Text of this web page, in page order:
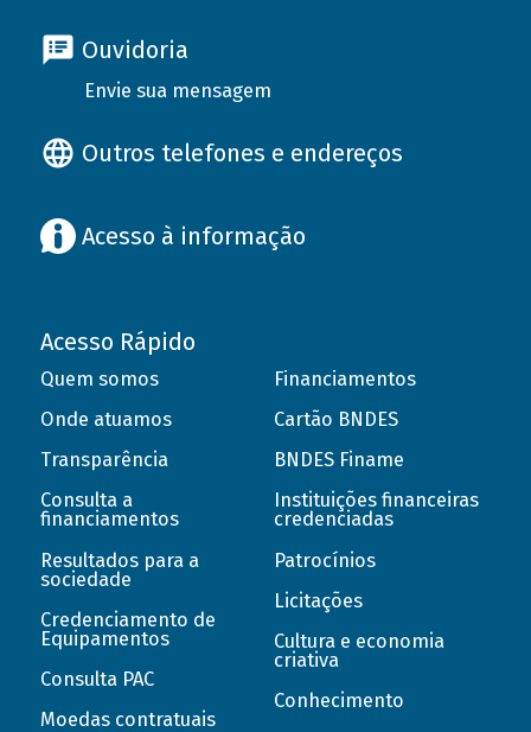
Ouvidoria
Envie sua mensagem
Outros telefones e endereços
Acesso à informação
Acesso Rápido
Quem somos
Onde atuamos
Transparência
Consulta a
financiamentos
Resultados para a
sociedade
Credenciamento de
Equipamentos
Consulta PAC
Moedas contratuais
Financiamentos
Cartão BNDES
BNDES Finame
Instituições financeiras
credenciadas
Patrocínios
Licitações
Cultura e economia
criativa
Conhecimento